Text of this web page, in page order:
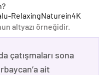
RelaxingNaturein4K
altyazı örneğidir.
çatışmaları sona
ait